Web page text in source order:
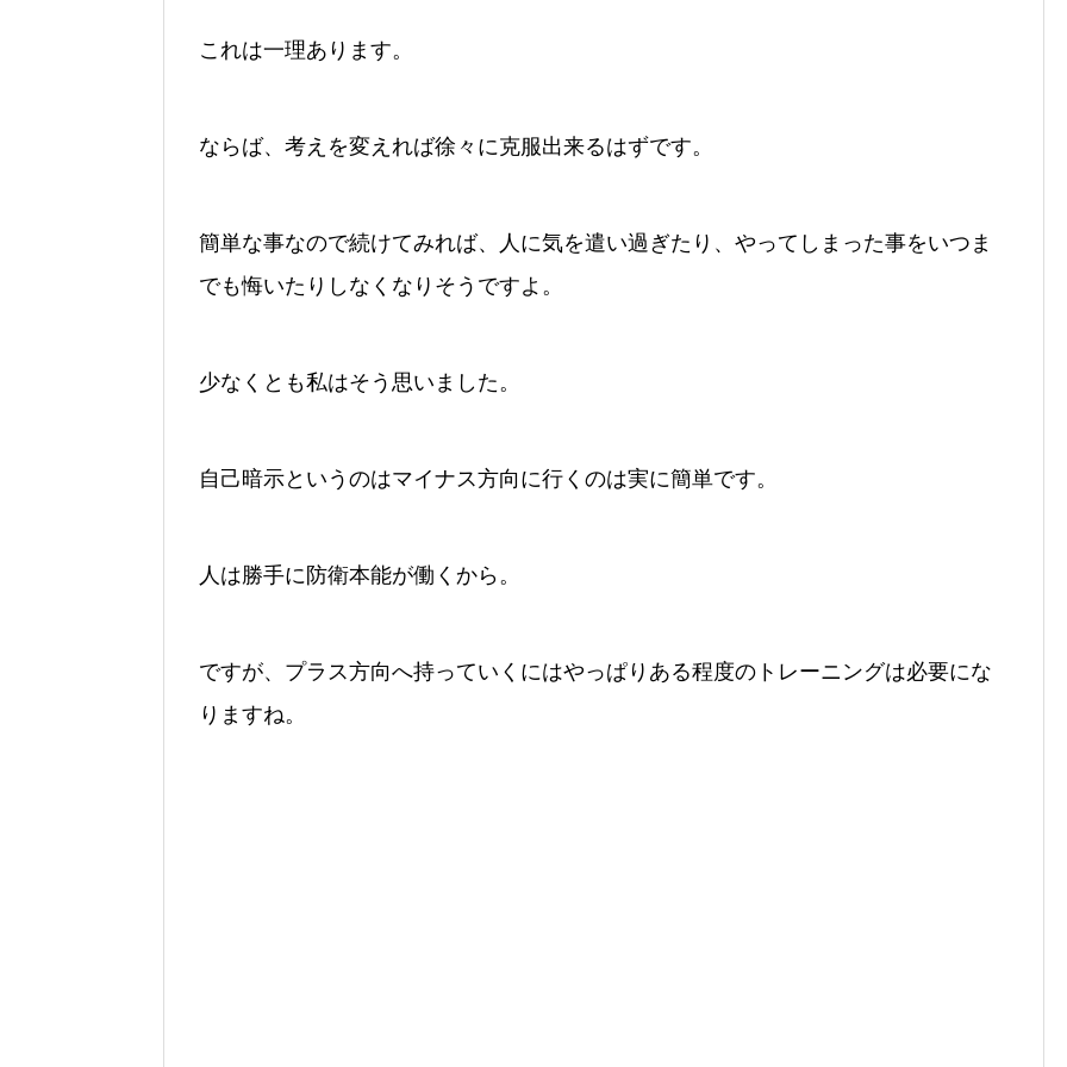
これは一理あります。
ならば、考えを変えれば徐々に克服出来るはずです。
簡単な事なので続けてみれば、人に気を遣い過ぎたり、やってしまった事をいつま
でも悔いたりしなくなりそうですよ。
少なくとも私はそう思いました。
自己暗示というのはマイナス方向に行くのは実に簡単です。
人は勝手に防衛本能が働くから。
ですが、プラス方向へ持っていくにはやっぱりある程度のトレーニングは必要にな
りますね。